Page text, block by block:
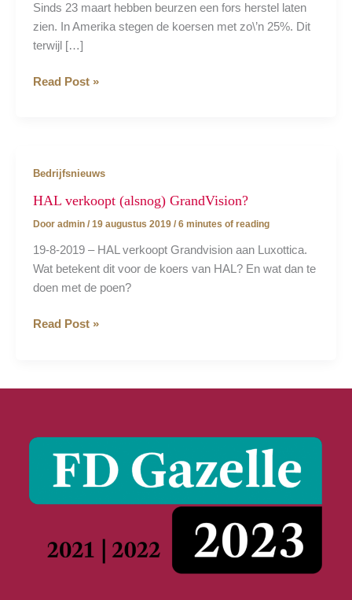
Sinds 23 maart hebben beurzen een fors herstel laten
zien. In Amerika stegen de koersen met zo\’n 25%. Dit
terwijl […]
Nieuw
Read Post »
Bedrijfsnieuws
HAL verkoopt (alsnog) GrandVision?
Door admin / 19 augustus 2019 / 6 minutes of reading
19-8-2019 – HAL verkoopt Grandvision aan Luxottica.
Wat betekent dit voor de koers van HAL? En wat dan te
doen met de poen?
HAL
Read Post »